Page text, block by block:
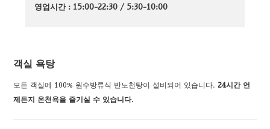
영업시간 : 15:00-22:30 / 5:30-10:00
객실 욕탕
모든 객실에 100% 원수방류식 반노천탕이 설비되어 있습니다.24시간 언
제든지 온천욕을 즐기실 수 있습니다.